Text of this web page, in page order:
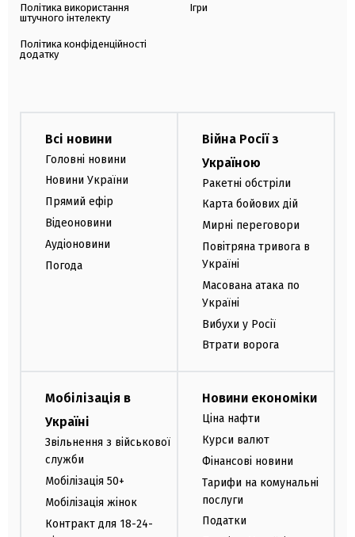
Політика використання
штучного інтелекту
Політика конфіденційності
додатку
Ігри
Всі новини
Головні новини
Новини України
Прямий ефір
Відеоновини
Аудіоновини
Погода
Війна Росії з
Україною
Ракетні обстріли
Карта бойових дій
Мирні переговори
Повітряна тривога в
Україні
Масована атака по
Україні
Вибухи у Росії
Втрати ворога
Мобілізація в
Україні
Звільнення з військової
служби
Мобілізація 50+
Мобілізація жінок
Контракт для 18-24-
Новини економіки
Ціна нафти
Курси валют
Фінансові новини
Тарифи на комунальні
послуги
Податки